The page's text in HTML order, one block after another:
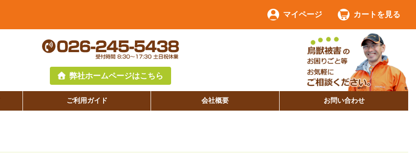
マイページ カートを見る
弊社ホームページはこちら
ご利用ガイド 会社概要 お問い合わせ